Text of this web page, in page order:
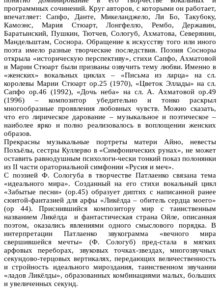
программных сочинений. Круг авторов, с которыми он работает,
впечатляет: Сапфо, Данте, Микеланджело, Ли Бо, Такубоку,
Камоэнс, Мария Стюарт, Лонгфелло, Рембо, Державин,
Баратынский, Пушкин, Тютчев, Сологуб, Ахматова, Северянин,
Мандельштам, Соснора. Обращение к искусству того или иного
поэта имело разные творческие последствия. Поэзия Сосноры
открыла «историческую перспективу», стихи Сапфо, Ахматовой
и Марии Стюарт были призваны озвучить тему любви. Именно в
«женских» вокальных циклах – «Письма из ларца» на сл.
королевы Марии Стюарт ор.25 (1970), «Цветок Эллады» на сл.
Сапфо ор.46 (1992), «Дочь неба» на сл. А. Ахматовой ор.49
(1996) – композитор убедительно и тонко раскрыл
многообразные проявления любовных чувств. Можно сказать,
что его лирическое дарование – музыкальное и поэтическое –
наиболее ярко и полно реализовалось в воплощении женских
образов.
Прекрасны музыкальные портреты матери Айно, невесты
Похъёлы, сестры Куллерво в «Симфонических рунах», не может
оставить равнодушным психологи-чески тонкий показ полонянки
из II части ораториальной симфонии «Русия и меч».
С поэзией Ф. Сологуба в творчестве Патлаенко связана тема
«идеального мира». Созданный на его стихи вокальный цикл
«Забытые песни» (ор.45) образует диптих с написанной ранее
сюитой-фантазией для арфы «Ликёлда – обитель сердца моего»
(ор 44). Приснившийся композитору мир с таинственным
названием Ликёлда и фантастическая страна Ойле, описанная
поэтом, оказались явлениями одного смыслового порядка. В
интерпретации Патлаенко звукограмма «вечного мира
свершившейся мечты» (Ф. Сологуб) пред-стала в мягких
арфовых переборах, звуковых точках-звездах, многозвучных
секундово-терцовых вертикалях, передающих величественность
и стройность идеального мироздания, таинственном звучании
«ладов Ликёлды», образованных комбинациями малых, больших
и увеличенных секунд.